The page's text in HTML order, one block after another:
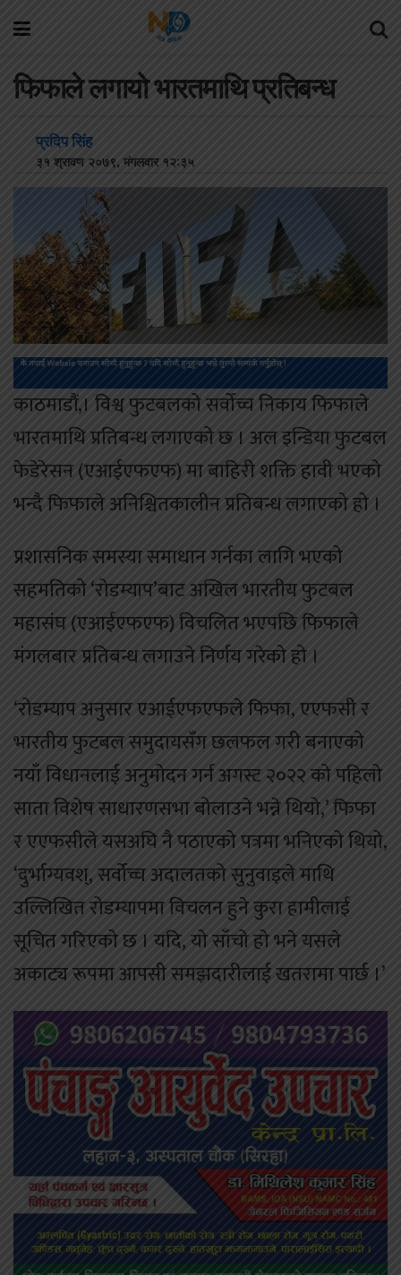
फिफाले लगायो भारतमाथि प्रतिबन्ध
प्रदिप सिंह
३१ श्रावण २०७९, मंगलवार १२:३५
काठमाडौं,। विश्व फुटबलको सर्वोच्च निकाय फिफाले
भारतमाथि प्रतिबन्ध लगाएको छ । अल इन्डिया फुटबल
फेडेरेसन (एआईएफएफ) मा बाहिरी शक्ति हावी भएको
भन्दै फिफाले अनिश्चितकालीन प्रतिबन्ध लगाएको हो ।
प्रशासनिक समस्या समाधान गर्नका लागि भएको
सहमतिको ‘रोडम्याप’बाट अखिल भारतीय फुटबल
महासंघ (एआईएफएफ) विचलित भएपछि फिफाले
मंगलबार प्रतिबन्ध लगाउने निर्णय गरेको हो ।
‘रोडम्याप अनुसार एआईएफएफले फिफा, एएफसी र
भारतीय फुटबल समुदायसँग छलफल गरी बनाएको
नयाँ विधानलाई अनुमोदन गर्न अगस्ट २०२२ को पहिलो
साता विशेष साधारणसभा बोलाउने भन्ने थियो,’ फिफा
र एएफसीले यसअघि नै पठाएको पत्रमा भनिएको थियो,
‘दुर्भाग्यवश्, सर्वोच्च अदालतको सुनुवाइले माथि
उल्लिखित रोडम्यापमा विचलन हुने कुरा हामीलाई
सूचित गरिएको छ । यदि, यो साँचो हो भने यसले
अकाट्य रूपमा आपसी समझदारीलाई खतरामा पार्छ ।’